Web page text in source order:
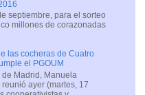
septiembre, para el sorteo
millones de corazonadas
las cocheras de Cuatro
el PGOUM
Madrid, Manuela
ayer (martes, 17